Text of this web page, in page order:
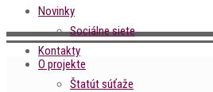
Novinky
Sociálne siete
Kontakty
O projekte
Štatút súťaže